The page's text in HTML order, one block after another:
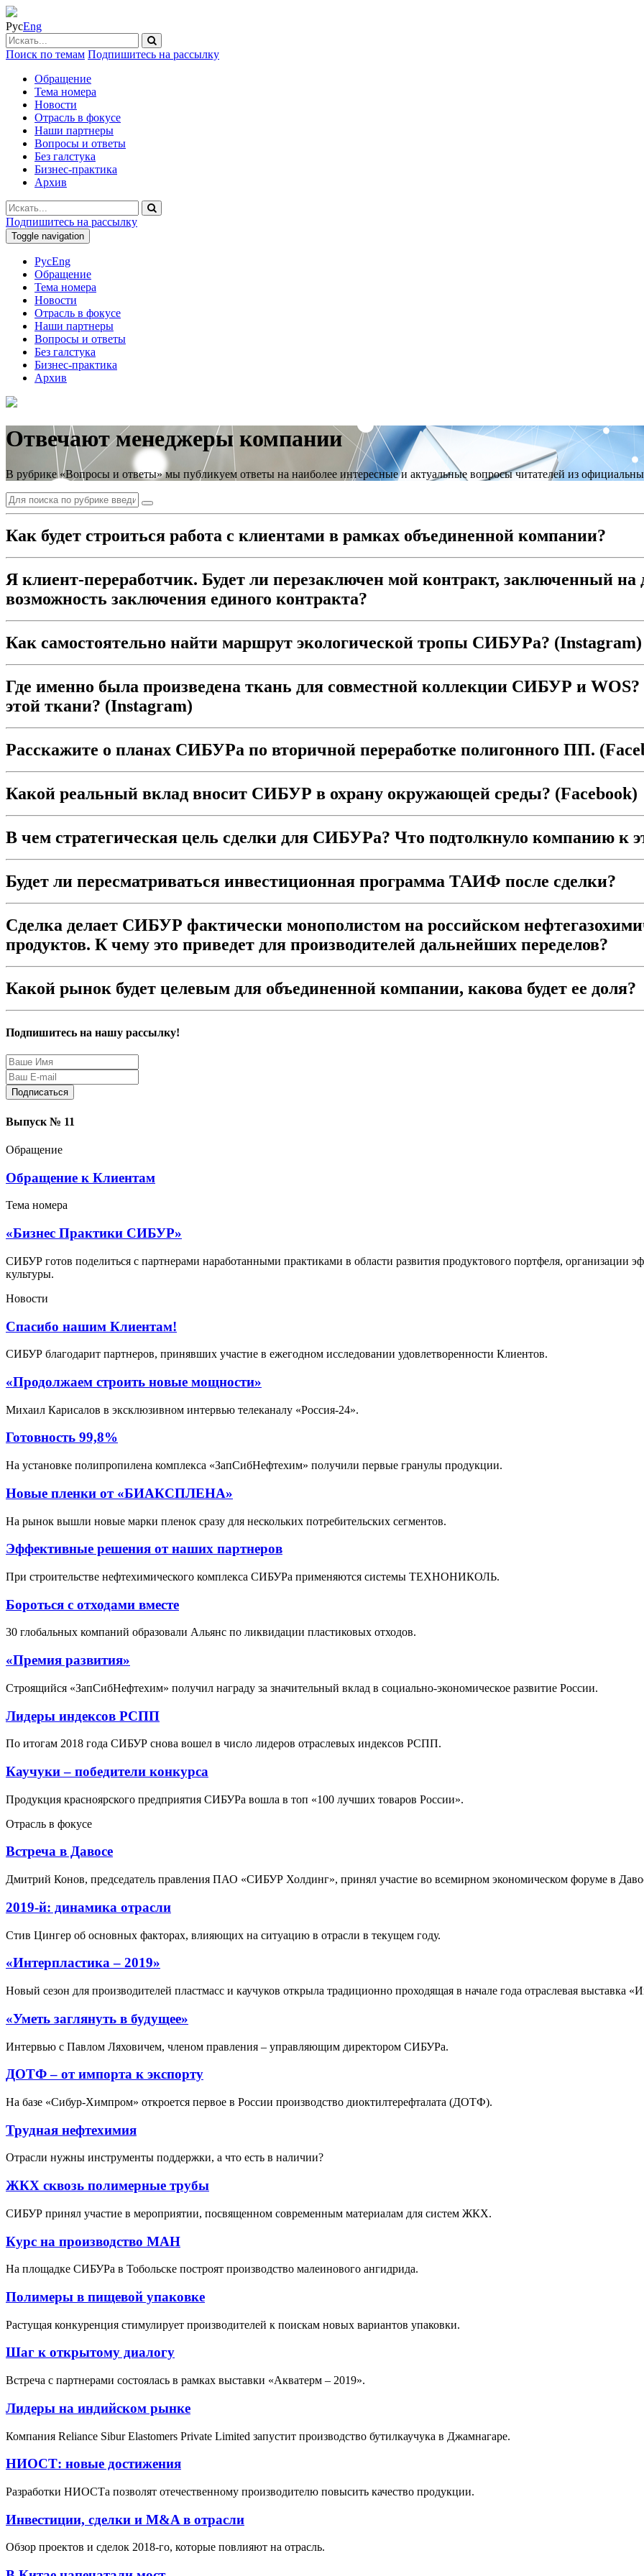
РусEng
Поиск по темам Подпишитесь на рассылку
Обращение
Тема номера
Новости
Отрасль в фокусе
Наши партнеры
Вопросы и ответы
Без галстука
Бизнес-практика
Архив
Подпишитесь на рассылку
Toggle navigation
РусEng
Обращение
Тема номера
Новости
Отрасль в фокусе
Наши партнеры
Вопросы и ответы
Без галстука
Бизнес-практика
Архив
Отвечают менеджеры компании
В рубрике «Вопросы и ответы» мы публикуем ответы на наиболее интересные и актуальные вопросы читателей из
Как будет строиться работа с клиентами в рамках объединенной компании?
Я клиент-переработчик. Будет ли перезаключен мой контракт, заключенный
возможность заключения единого контракта?
Как самостоятельно найти маршрут экологической тропы СИБУРа? (Instagram)
Где именно была произведена ткань для совместной коллекции СИБУР и
этой ткани? (Instagram)
Расскажите о планах СИБУРа по вторичной переработке полигонного ПП.
Какой реальный вклад вносит СИБУР в охрану окружающей среды? (Facebook)
В чем стратегическая цель сделки для СИБУРа? Что подтолкнуло компанию к
Будет ли пересматриваться инвестиционная программа ТАИФ после сделки?
Сделка делает СИБУР фактически монополистом на российском
продуктов. К чему это приведет для производителей дальнейших переделов?
Какой рынок будет целевым для объединенной компании, какова будет ее доля?
Подпишитесь на нашу рассылку!
Выпуск № 11
Обращение
Обращение к Клиентам
Тема номера
«Бизнес Практики СИБУР»
СИБУР готов поделиться с партнерами наработанными практиками в области развития продуктового портфеля, организации
культуры.
Новости
Спасибо нашим Клиентам!
СИБУР благодарит партнеров, принявших участие в ежегодном исследовании удовлетворенности Клиентов.
«Продолжаем строить новые мощности»
Михаил Карисалов в эксклюзивном интервью телеканалу «Россия-24».
Готовность 99,8%
На установке полипропилена комплекса «ЗапСибНефтехим» получили первые гранулы продукции.
Новые пленки от «БИАКСПЛЕНА»
На рынок вышли новые марки пленок сразу для нескольких потребительских сегментов.
Эффективные решения от наших партнеров
При строительстве нефтехимического комплекса СИБУРа применяются системы ТЕХНОНИКОЛЬ.
Бороться с отходами вместе
30 глобальных компаний образовали Альянс по ликвидации пластиковых отходов.
«Премия развития»
Строящийся «ЗапСибНефтехим» получил награду за значительный вклад в социально-экономическое развитие России.
Лидеры индексов РСПП
По итогам 2018 года СИБУР снова вошел в число лидеров отраслевых индексов РСПП.
Каучуки – победители конкурса
Продукция красноярского предприятия СИБУРа вошла в топ «100 лучших товаров России».
Отрасль в фокусе
Встреча в Давосе
Дмитрий Конов, председатель правления ПАО «СИБУР Холдинг», принял участие во всемирном экономическом форуме в
2019-й: динамика отрасли
Стив Цингер об основных факторах, влияющих на ситуацию в отрасли в текущем году.
«Интерпластика – 2019»
Новый сезон для производителей пластмасс и каучуков открыла традиционно проходящая в начале года отраслевая выставка
«Уметь заглянуть в будущее»
Интервью с Павлом Ляховичем, членом правления – управляющим директором СИБУРа.
ДОТФ – от импорта к экспорту
На базе «Сибур-Химпром» откроется первое в России производство диоктилтерефталата (ДОТФ).
Трудная нефтехимия
Отрасли нужны инструменты поддержки, а что есть в наличии?
ЖКХ сквозь полимерные трубы
СИБУР принял участие в мероприятии, посвященном современным материалам для систем ЖКХ.
Курс на производство МАН
На площадке СИБУРа в Тобольске построят производство малеинового ангидрида.
Полимеры в пищевой упаковке
Растущая конкуренция стимулирует производителей к поискам новых вариантов упаковки.
Шаг к открытому диалогу
Встреча с партнерами состоялась в рамках выставки «Акватерм – 2019».
Лидеры на индийском рынке
Компания Reliance Sibur Elastomers Private Limited запустит производство бутилкаучука в Джамнагаре.
НИОСТ: новые достижения
Разработки НИОСТа позволят отечественному производителю повысить качество продукции.
Инвестиции, сделки и M&A в отрасли
Обзор проектов и сделок 2018-го, которые повлияют на отрасль.